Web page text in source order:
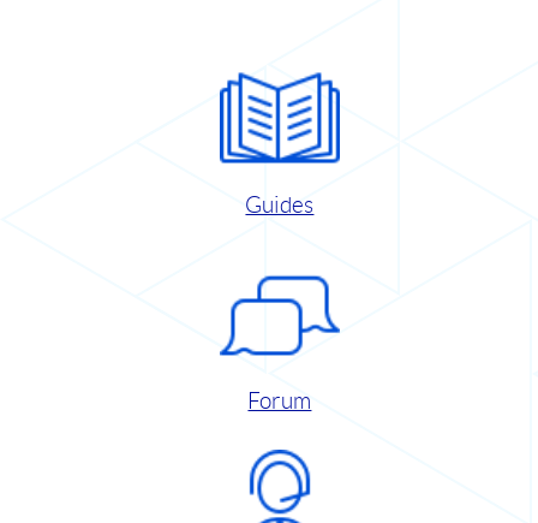
Guides
Forum